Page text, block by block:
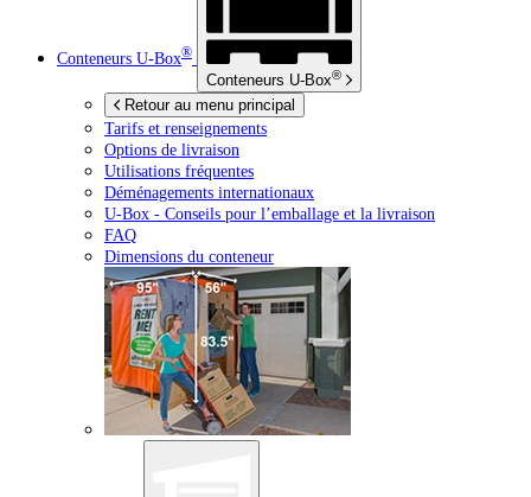
Conteneurs U-Box®
Conteneurs U-Box®
Retour au menu principal
Tarifs et renseignements
Options de livraison
Utilisations fréquentes
Déménagements internationaux
U-Box - Conseils pour l’emballage et la livraison
FAQ
Dimensions du conteneur